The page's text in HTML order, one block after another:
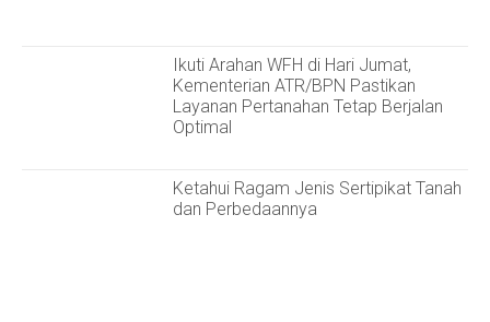
Ikuti Arahan WFH di Hari Jumat,
Kementerian ATR/BPN Pastikan
Layanan Pertanahan Tetap Berjalan
Optimal ‎
Ketahui Ragam Jenis Sertipikat Tanah
dan Perbedaannya